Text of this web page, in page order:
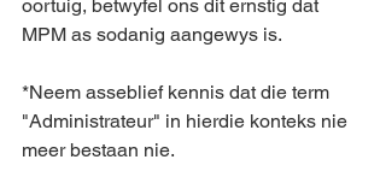
oortuig, betwyfel ons dit ernstig dat
MPM as sodanig aangewys is.
*Neem asseblief kennis dat die term
"Administrateur" in hierdie konteks nie
meer bestaan nie.